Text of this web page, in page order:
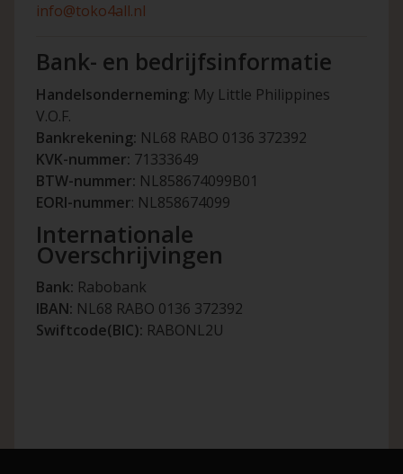
info@toko4all.nl
Bank- en bedrijfsinformatie
Handelsonderneming: My Little Philippines
V.O.F.
Bankrekening: NL68 RABO 0136 372392
KVK-nummer: 71333649
BTW-nummer: NL858674099B01
EORI-nummer: NL858674099
Internationale
Overschrijvingen
Bank: Rabobank
IBAN: NL68 RABO 0136 372392
Swiftcode(BIC): RABONL2U